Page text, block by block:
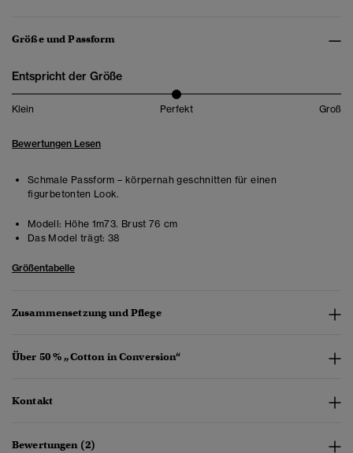
Größe und Passform
Entspricht der Größe
Klein Perfekt Groß
Bewertungen Lesen
Schmale Passform – körpernah geschnitten für einen
figurbetonten Look.
Modell: Höhe 1m73. Brust 76 cm
Das Model trägt: 38
Größentabelle
Zusammensetzung und Pflege
Über 50 % „Cotton in Conversion“
Kontakt
Bewertungen (2)